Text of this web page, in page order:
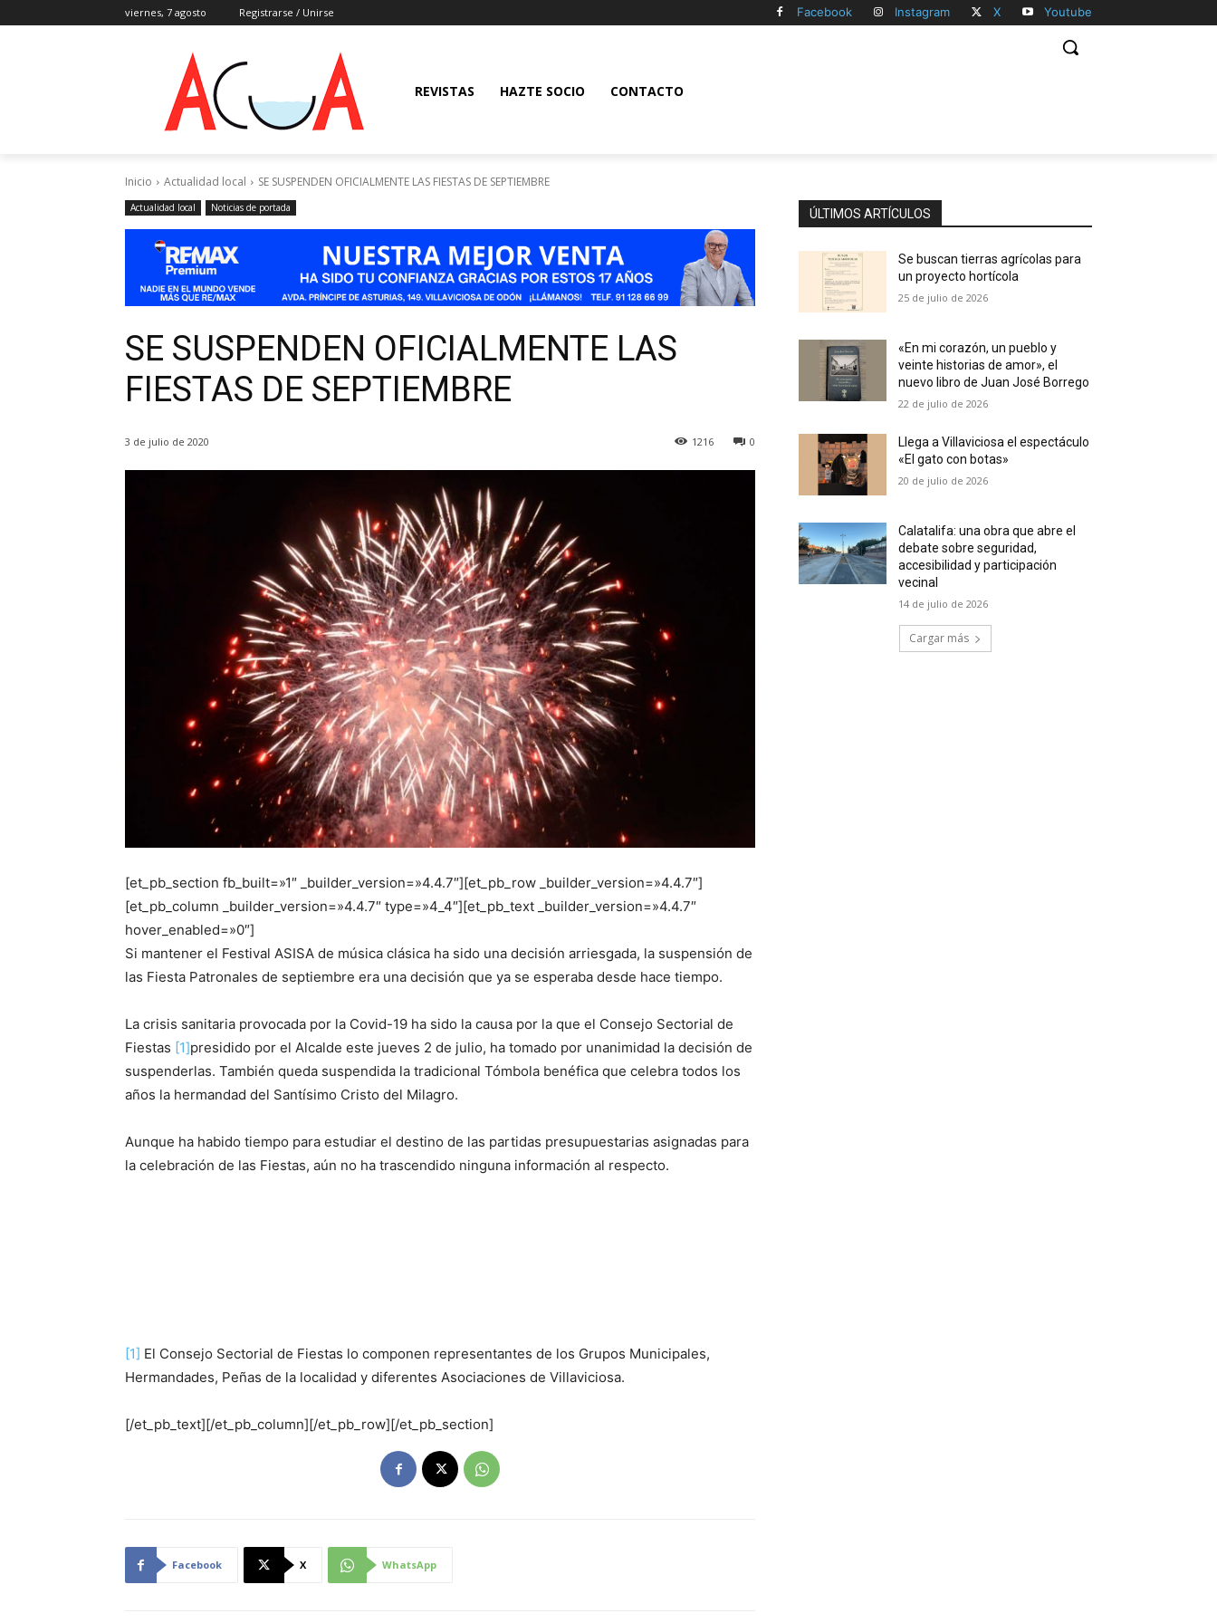
viernes, 7 agosto Registrarse / Unirse Facebook Instagram X Youtube
REVISTAS HAZTE SOCIO CONTACTO
Inicio Actualidad local SE SUSPENDEN OFICIALMENTE LAS FIESTAS DE SEPTIEMBRE
Actualidad local Noticias de portada
SE SUSPENDEN OFICIALMENTE LAS
FIESTAS DE SEPTIEMBRE
3 de julio de 2020 0
1216
[et_pb_section fb_built=»1″ _builder_version=»4.4.7″][et_pb_row _builder_version=»4.4.7″]
[et_pb_column _builder_version=»4.4.7″ type=»4_4″][et_pb_text _builder_version=»4.4.7″
hover_enabled=»0″]
Si mantener el Festival ASISA de música clásica ha sido una decisión arriesgada, la suspensión de
las Fiesta Patronales de septiembre era una decisión que ya se esperaba desde hace tiempo.
La crisis sanitaria provocada por la Covid-19 ha sido la causa por la que el Consejo Sectorial de
Fiestas [1]presidido por el Alcalde este jueves 2 de julio, ha tomado por unanimidad la decisión de
suspenderlas. También queda suspendida la tradicional Tómbola benéfica que celebra todos los
años la hermandad del Santísimo Cristo del Milagro.
Aunque ha habido tiempo para estudiar el destino de las partidas presupuestarias asignadas para
la celebración de las Fiestas, aún no ha trascendido ninguna información al respecto.
[1] El Consejo Sectorial de Fiestas lo componen representantes de los Grupos Municipales,
Hermandades, Peñas de la localidad y diferentes Asociaciones de Villaviciosa.
[/et_pb_text][/et_pb_column][/et_pb_row][/et_pb_section]
Facebook X WhatsApp
ÚLTIMOS ARTÍCULOS
Se buscan tierras agrícolas para
un proyecto hortícola
25 de julio de 2026
«En mi corazón, un pueblo y
veinte historias de amor», el
nuevo libro de Juan José Borrego
22 de julio de 2026
Llega a Villaviciosa el espectáculo
«El gato con botas»
20 de julio de 2026
Calatalifa: una obra que abre el
debate sobre seguridad,
accesibilidad y participación
vecinal
14 de julio de 2026
Cargar más